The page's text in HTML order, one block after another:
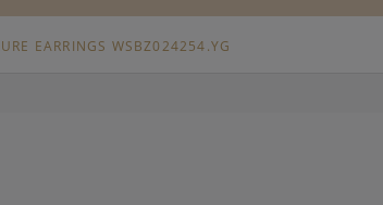
EARRINGS WSBZ024254.YG